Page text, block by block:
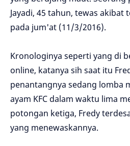
Jayadi, 45 tahun, tewas akibat
pada jum'at (11/3/2016).
Kronologinya seperti yang di
online, katanya sih saat itu
penantangnya sedang lomba
ayam KFC dalam waktu lima
potongan ketiga, Fredy
yang menewaskannya.